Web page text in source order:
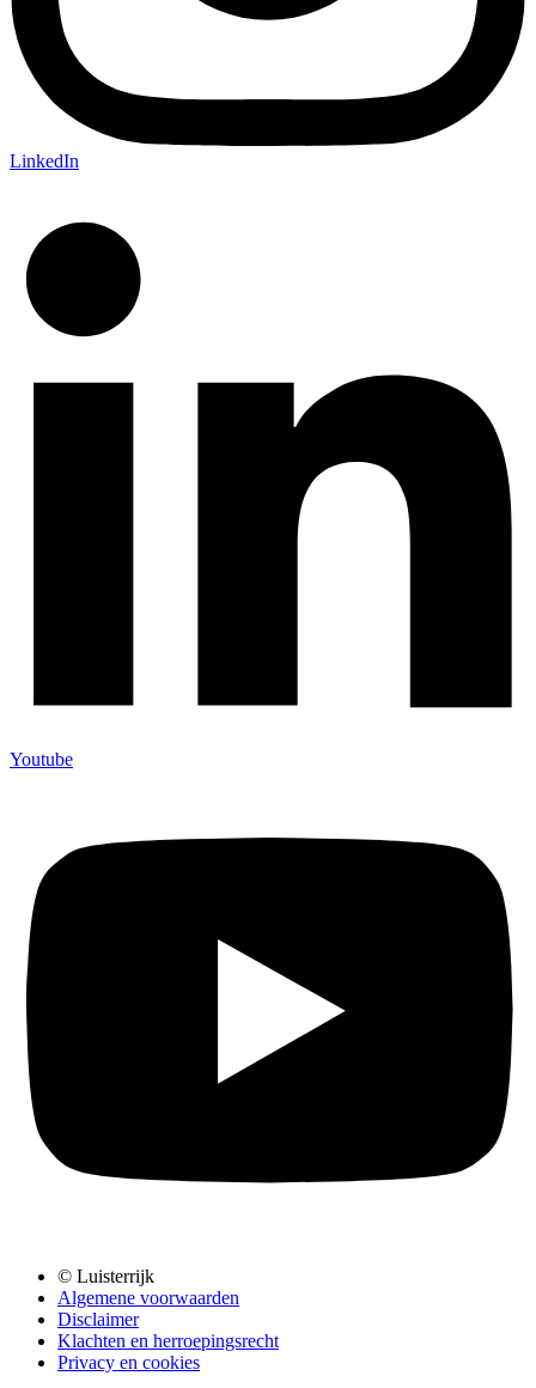
LinkedIn
Youtube
© Luisterrijk
Algemene voorwaarden
Disclaimer
Klachten en herroepingsrecht
Privacy en cookies